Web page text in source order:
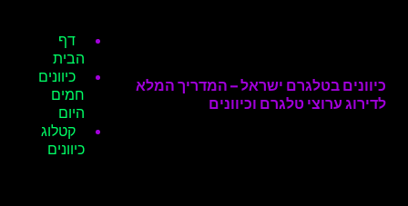
כיוונים בטלגרם ישראל – המדריך המלא
לדירוג ערוצי טלגרם וכיוונים
דף
הבית
כיוונים
חמים
היום
קטלוג
כיוונים